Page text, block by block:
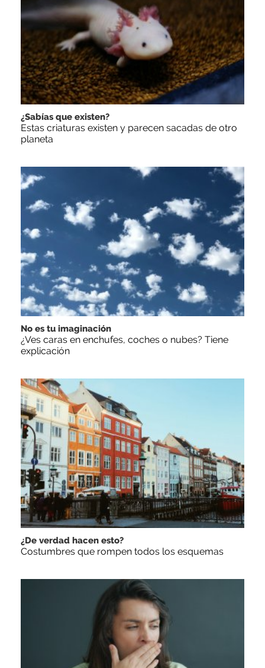
¿Sabías que existen?
Estas criaturas existen y parecen sacadas de otro
planeta
No es tu imaginación
¿Ves caras en enchufes, coches o nubes? Tiene
explicación
¿De verdad hacen esto?
Costumbres que rompen todos los esquemas